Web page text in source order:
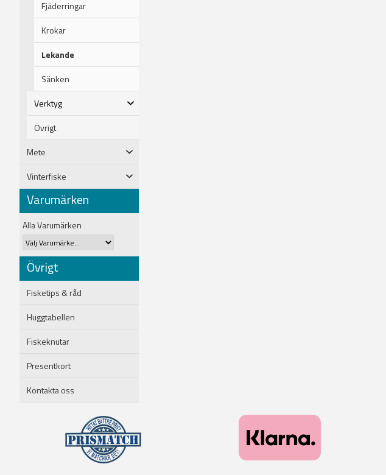
Fjäderringar
Krokar
Lekande
Sänken
Verktyg
Övrigt
Mete
Vinterfiske
Varumärken
Alla Varumärken
Övrigt
Fisketips & råd
Huggtabellen
Fiskeknutar
Presentkort
Kontakta oss